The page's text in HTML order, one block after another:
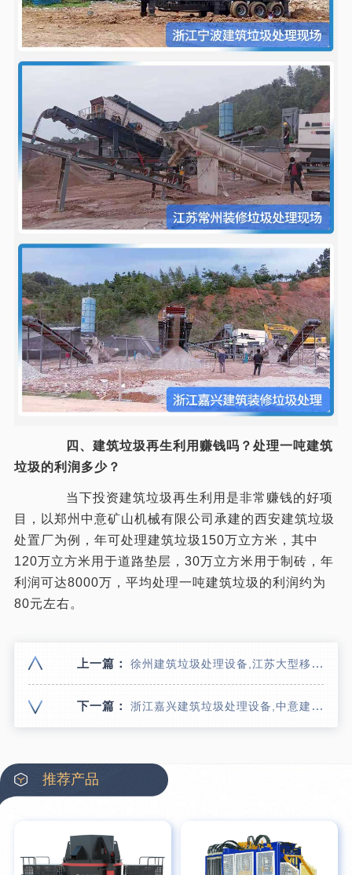
四、建筑垃圾再生利用赚钱吗？处理一吨建筑
垃圾的利润多少？
当下投资建筑垃圾再生利用是非常赚钱的好项
目，以郑州中意矿山机械有限公司承建的西安建筑垃圾
处置厂为例，年可处理建筑垃圾150万立方米，其中
120万立方米用于道路垫层，30万立方米用于制砖，年
利润可达8000万，平均处理一吨建筑垃圾的利润约为
80元左右。
上一篇： 徐州建筑垃圾处理设备,江苏大型移动式建筑垃圾破碎站,日处理3000方混凝土粉碎
下一篇： 浙江嘉兴建筑垃圾处理设备,中意建筑垃圾再生利用设备开赴浙江海宁
推荐产品